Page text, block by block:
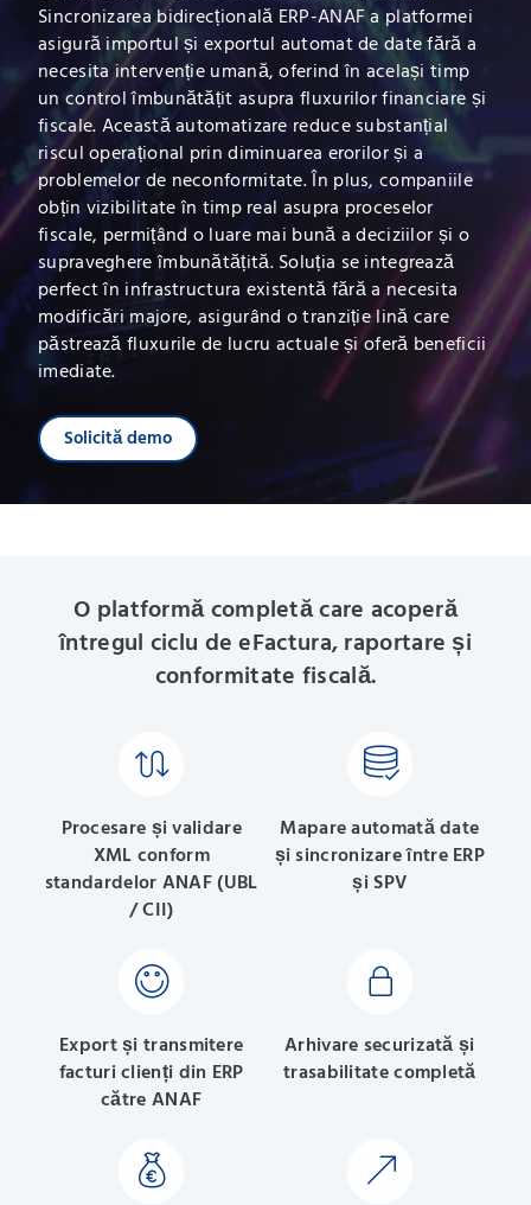
Sincronizarea bidirecțională ERP-ANAF a platformei
asigură importul și exportul automat de date fără a
necesita intervenție umană, oferind în același timp
un control îmbunătățit asupra fluxurilor financiare și
fiscale. Această automatizare reduce substanțial
riscul operațional prin diminuarea erorilor și a
problemelor de neconformitate. În plus, companiile
obțin vizibilitate în timp real asupra proceselor
fiscale, permițând o luare mai bună a deciziilor și o
supraveghere îmbunătățită. Soluția se integrează
perfect în infrastructura existentă fără a necesita
modificări majore, asigurând o tranziție lină care
păstrează fluxurile de lucru actuale și oferă beneficii
imediate.
Solicită demo
O platformă completă care acoperă
întregul ciclu de eFactura, raportare și
conformitate fiscală.
Procesare și validare
XML conform
standardelor ANAF (UBL
/ CII)
Mapare automată date
și sincronizare între ERP
și SPV
Export și transmitere
facturi clienți din ERP
către ANAF
Arhivare securizată și
trasabilitate completă